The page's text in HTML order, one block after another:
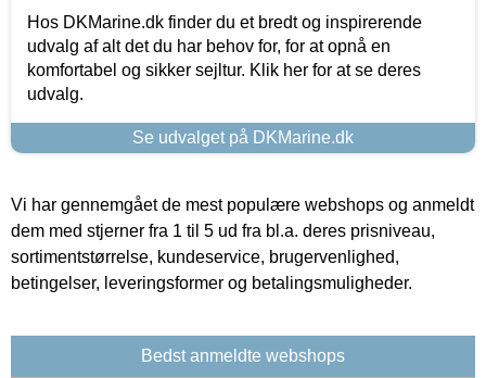
Hos DKMarine.dk finder du et bredt og inspirerende
udvalg af alt det du har behov for, for at opnå en
komfortabel og sikker sejltur. Klik her for at se deres
udvalg.
Se udvalget på DKMarine.dk
Vi har gennemgået de mest populære webshops og anmeldt
dem med stjerner fra 1 til 5 ud fra bl.a. deres prisniveau,
sortimentstørrelse, kundeservice, brugervenlighed,
betingelser, leveringsformer og betalingsmuligheder.
Bedst anmeldte webshops